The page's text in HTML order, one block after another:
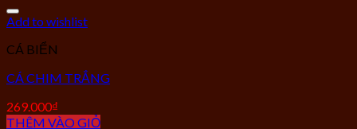
Add to wishlist
CÁ BIỂN
CÁ CHIM TRẮNG
269.000₫
THÊM VÀO GIỎ